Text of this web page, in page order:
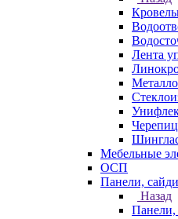
Лента
Мебельные
ОСП
Панели,
Назад
Панели,